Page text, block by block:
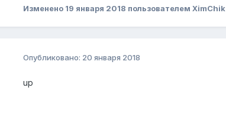
Изменено 19 января 2018 пользователем XimChik
Опубликовано: 20 января 2018
up